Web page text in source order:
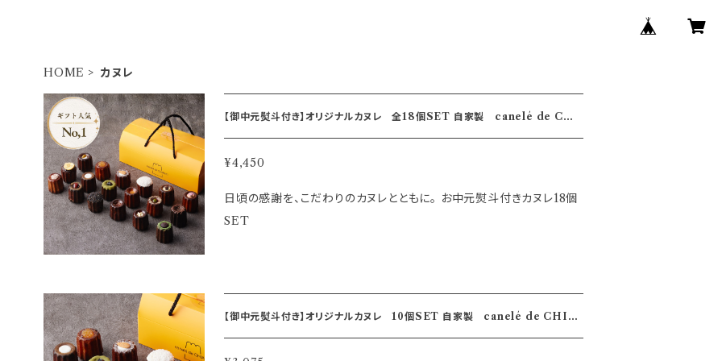
HOME カヌレ
【御中元熨斗付き】オリジナルカヌレ 全18個SET 自家製 canelé de CHI
ANTI
¥4,450
日頃の感謝を、こだわりのカヌレとともに。 お中元熨斗付きカヌレ18個
SET
【御中元熨斗付き】オリジナルカヌレ 10個SET 自家製 canelé de CHIA